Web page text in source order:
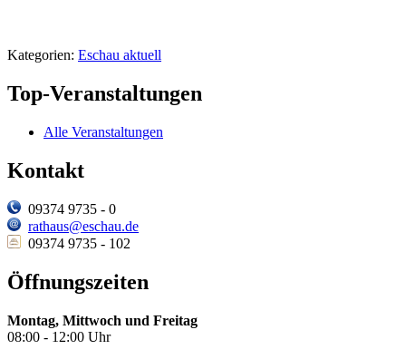
Kategorien: Eschau aktuell
Top-Veranstaltungen
Alle Veranstaltungen
Kontakt
09374 9735 - 0
rathaus@eschau.de
09374 9735 - 102
Öffnungszeiten
Montag, Mittwoch und Freitag
08:00 - 12:00 Uhr